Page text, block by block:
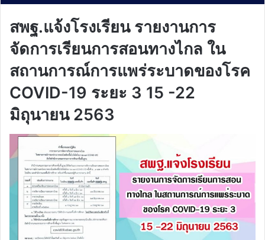
สพฐ.แจ้งโรงเรียน รายงานการ
จัดการเรียนการสอนทางไกล ใน
สถานการณ์การแพร่ระบาดของโรค
COVID-19 ระยะ 3 15 -22
มิถุนายน 2563